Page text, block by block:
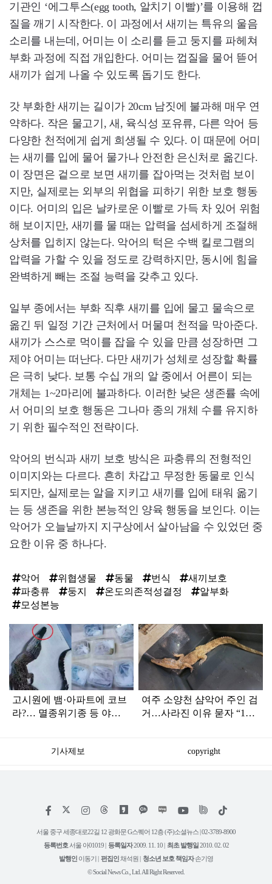
기관인 ‘에그투스(egg tooth, 알치기 이빨)’를 이용해 껍
질을 깨기 시작한다. 이 과정에서 새끼는 특유의 울음
소리를 내는데, 어미는 이 소리를 듣고 둥지를 파헤쳐
부화 과정에 직접 개입한다. 어미는 껍질을 물어 뜯어
새끼가 쉽게 나올 수 있도록 돕기도 한다.
갓 부화한 새끼는 길이가 20cm 남짓에 불과해 매우 연
약하다. 작은 물고기, 새, 육식성 포유류, 다른 악어 등
다양한 천적에게 쉽게 희생될 수 있다. 이 때문에 어미
는 새끼를 입에 물어 물가나 안전한 은신처로 옮긴다.
이 장면은 겉으로 보면 새끼를 잡아먹는 것처럼 보이
지만, 실제로는 외부의 위협을 피하기 위한 보호 행동
이다. 어미의 입은 날카로운 이빨로 가득 차 있어 위험
해 보이지만, 새끼를 물 때는 압력을 섬세하게 조절해
상처를 입히지 않는다. 악어의 턱은 수백 킬로그램의
압력을 가할 수 있을 정도로 강력하지만, 동시에 힘을
완벽하게 빼는 조절 능력을 갖추고 있다.
일부 종에서는 부화 직후 새끼를 입에 물고 물속으로
옮긴 뒤 일정 기간 근처에서 머물며 천적을 막아준다.
새끼가 스스로 먹이를 잡을 수 있을 만큼 성장하면 그
제야 어미는 떠난다. 다만 새끼가 성체로 성장할 확률
은 극히 낮다. 보통 수십 개의 알 중에서 어른이 되는
개체는 1~2마리에 불과하다. 이러한 낮은 생존률 속에
서 어미의 보호 행동은 그나마 종의 개체 수를 유지하
기 위한 필수적인 전략이다.
악어의 번식과 새끼 보호 방식은 파충류의 전형적인
이미지와는 다르다. 흔히 차갑고 무정한 동물로 인식
되지만, 실제로는 알을 지키고 새끼를 입에 태워 옮기
는 등 생존을 위한 본능적인 양육 행동을 보인다. 이는
악어가 오늘날까지 지구상에서 살아남을 수 있었던 중
요한 이유 중 하나다.
악어 위협생물 동물 번식
새끼보호
파충류
둥지 온도의존적성결정
알부화
모성본능
탑
라
인
고시원에 뱀·아파트에 코브
라?… 멸종위기종 등 야생
여주 소양천 샴악어 주인 검
거…사라진 이유 묻자 “120
기사제보 copyright
페
스
북
인
타
그
램
위
트
리
유
튜
틱
서울 중구 세종대로22길 12 광화문 G스퀘어 12층 (주)소셜뉴스 | 02-3789-8900
등록번호 서울 아01019 | 등록일자2009. 11. 10 | 최초 발행일2010. 02. 02
발행인 이동기 | 편집인채석원 | 청소년 보호 책임자손기영
© Social News Co., Ltd. All Right Reserved.